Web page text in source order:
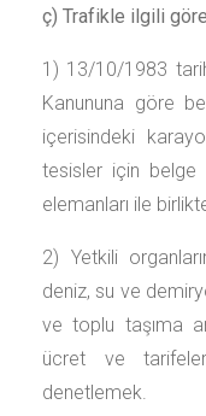
ç) Trafikle ilgili
1) 13/10/1983
Kanununa göre
içerisindeki
tesisler için belge
elemanları ile
2) Yetkili
deniz, su ve
ve toplu taşıma
ücret ve
denetlemek.